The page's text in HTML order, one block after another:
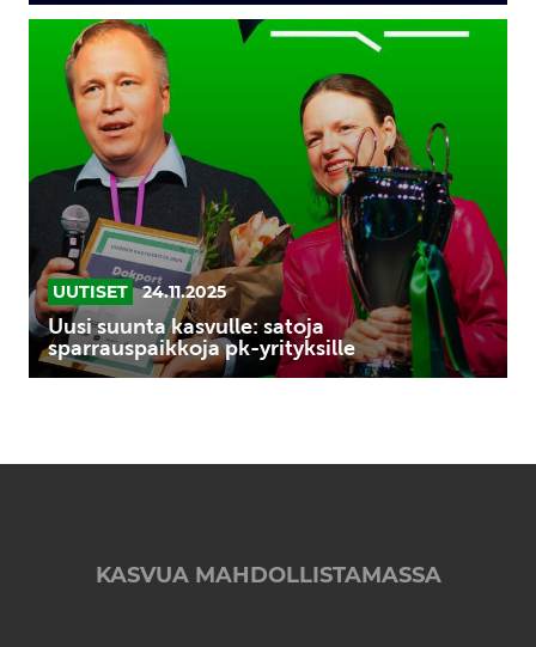
suunta
kasvulle:
satoja
sparrauspaikkoja
pk-
yrityksille
UUTISET 24.11.2025
Uusi suunta kasvulle: satoja
sparrauspaikkoja pk-yrityksille
KASVUA MAHDOLLISTAMASSA